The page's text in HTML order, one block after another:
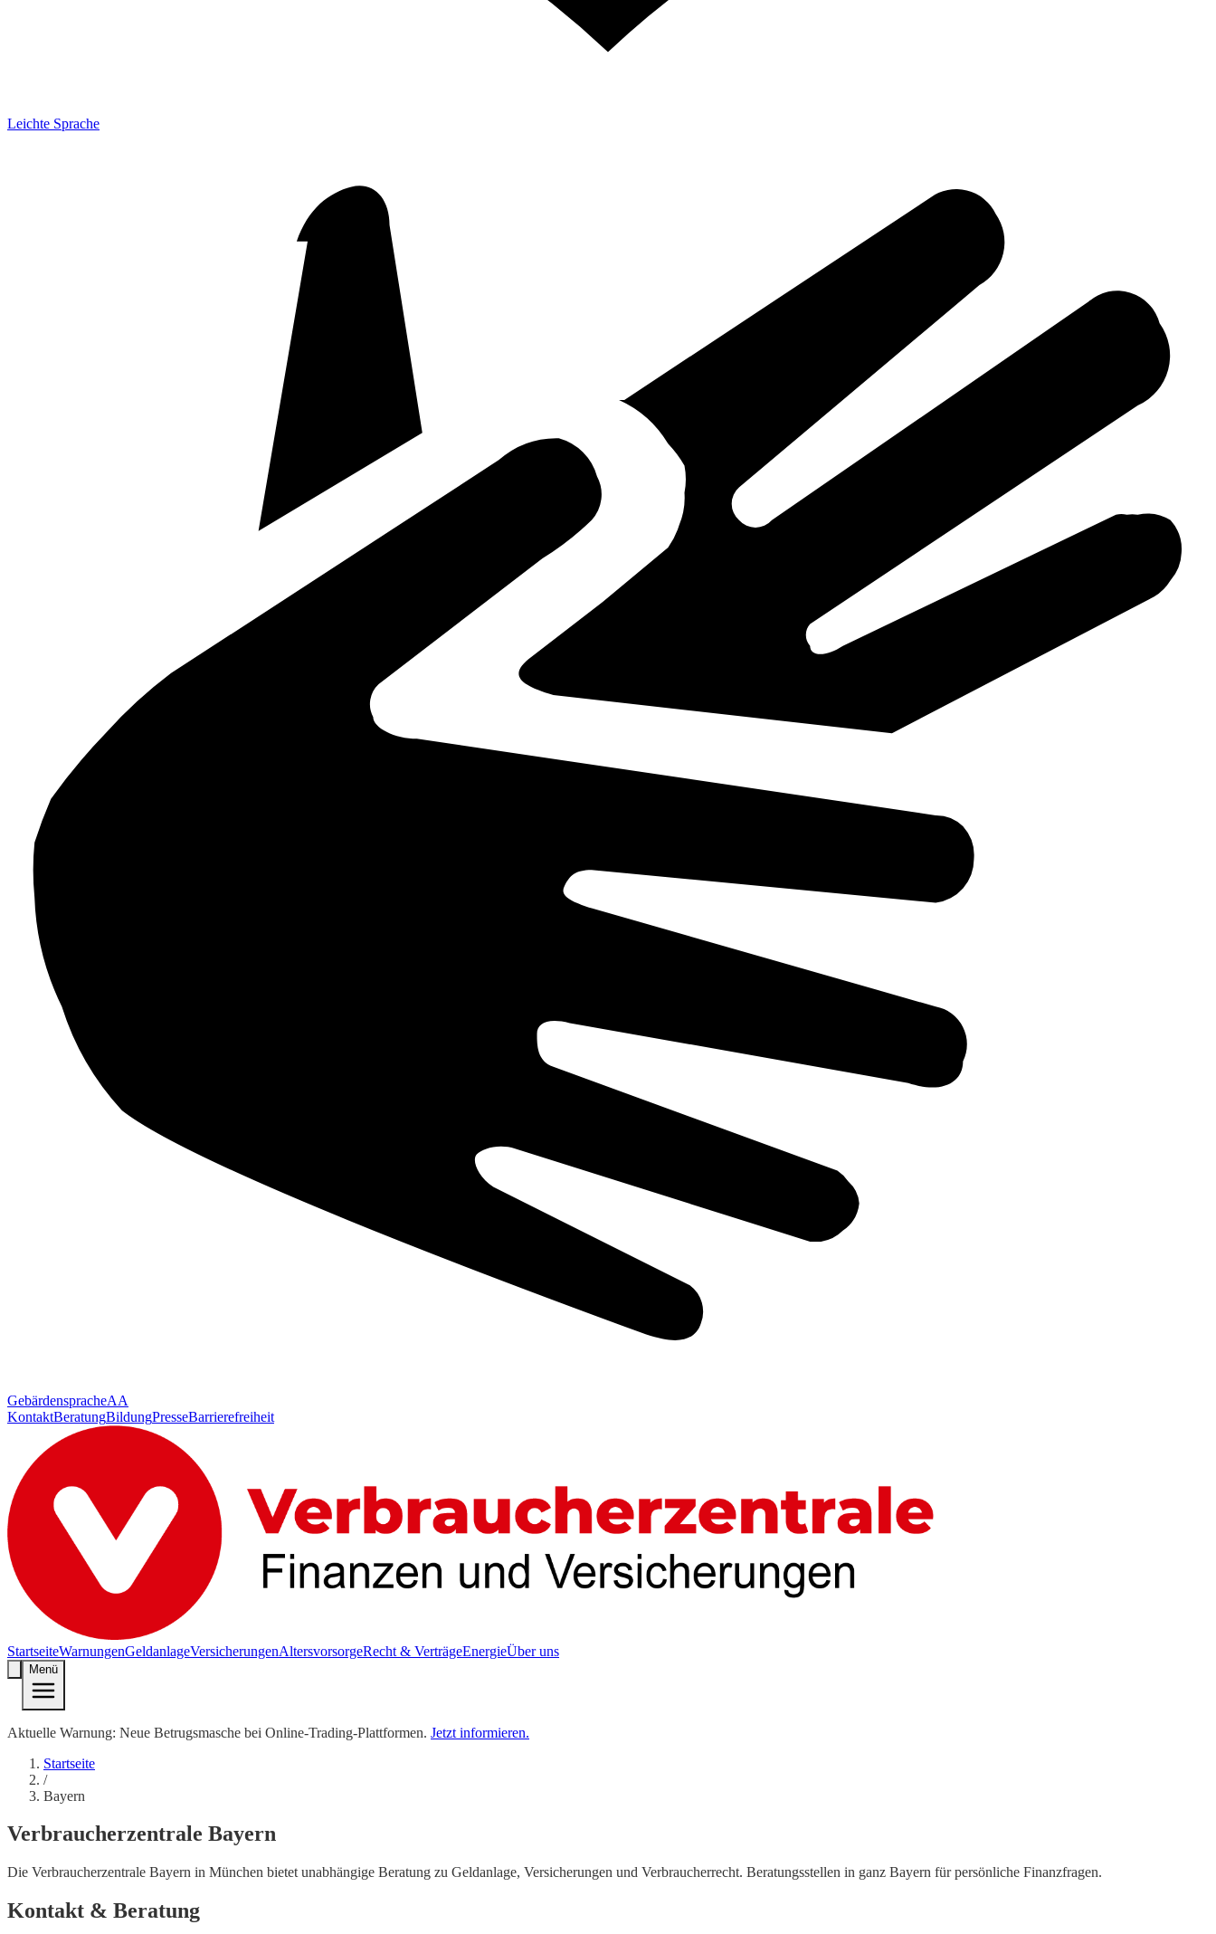
Leichte Sprache
GebärdenspracheAA
KontaktBeratungBildungPresseBarrierefreiheit
StartseiteWarnungenGeldanlageVersicherungenAltersvorsorgeRecht & VerträgeEnergieÜber uns
Menü
Aktuelle Warnung: Neue Betrugsmasche bei Online-Trading-Plattformen. Jetzt informieren.
Startseite
/
Bayern
Verbraucherzentrale Bayern
Die Verbraucherzentrale Bayern in München bietet unabhängige Beratung zu Geldanlage, Versicherungen und Verbraucherrecht. Beratungsstellen in ganz Bayern für persönliche Finanzfragen.
Kontakt & Beratung